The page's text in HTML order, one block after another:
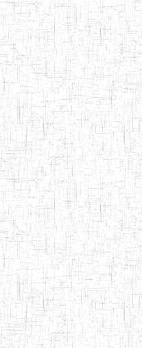
01/08/2000 ENIET
20/08/2013 ENIEG
04/08/2010 ENIEG